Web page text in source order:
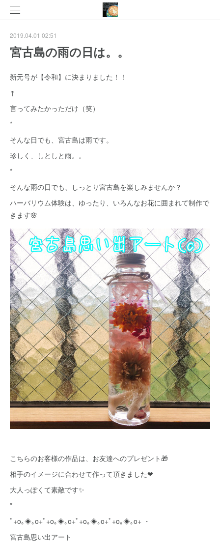
2019.04.01 02:51
宮古島の雨の日は。。
新元号が【令和】に決まりました！！
↑
言ってみたかっただけ（笑）
*
そんな日でも、宮古島は雨です。
珍しく、しとしと雨。。
*
そんな雨の日でも、しっとり宮古島を楽しみませんか？
ハーバリウム体験は、ゆったり、いろんなお花に囲まれて制作で
きます🌸
こちらのお客様の作品は、お友達へのプレゼント🎁
相手のイメージに合わせて作って頂きました❤
大人っぽくて素敵です✨
*
ﾟ+o｡◈｡o+ﾟ+o｡◈｡o+ﾟ+o｡◈｡o+ﾟ+o｡◈｡o+ ・
宮古島思い出アート